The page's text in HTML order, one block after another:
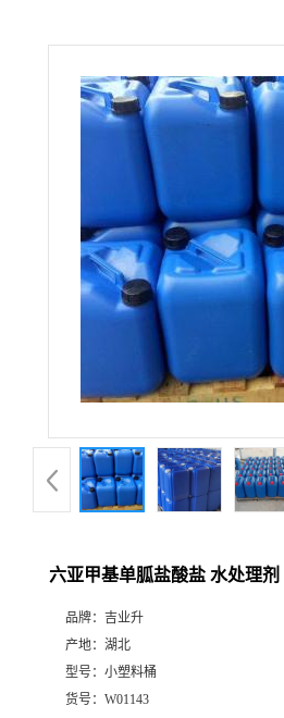
六亚甲基单胍盐酸盐 水处理剂
品牌： 吉业升
产地： 湖北
型号： 小塑料桶
货号： W01143